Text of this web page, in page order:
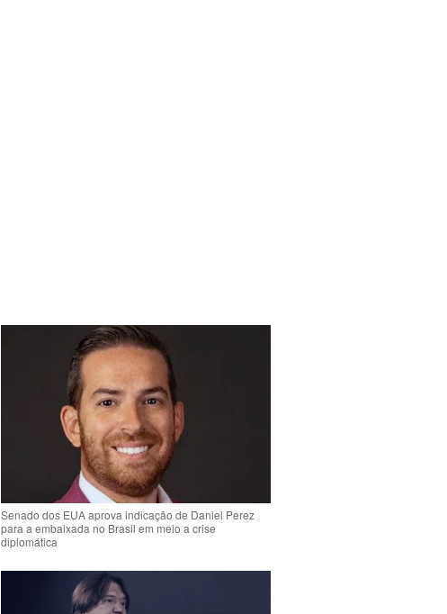
Senado dos EUA aprova indicação de Daniel Perez
para a embaixada no Brasil em meio a crise
diplomática